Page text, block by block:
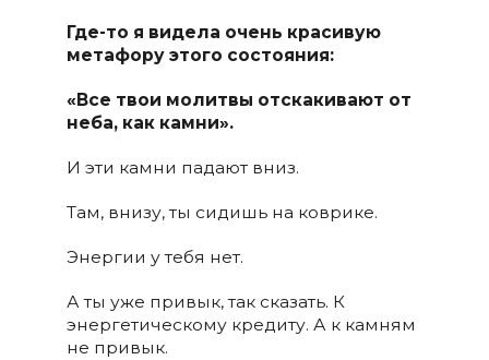
Где-то я видела очень красивую
метафору этого состояния:
«Все твои молитвы отскакивают от
неба, как камни».
И эти камни падают вниз.
Там, внизу, ты сидишь на коврике.
Энергии у тебя нет.
А ты уже привык, так сказать. К
энергетическому кредиту. А к камням
не привык.